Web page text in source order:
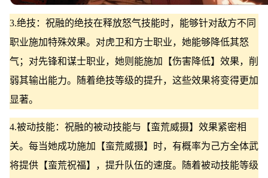
3.绝技：祝融的绝技在释放怒气技能时，能够针对敌方不同
职业施加特殊效果。对虎卫和方士职业，她能够降低其怒
气；对先锋和谋士职业，她则能施加【伤害降低】效果，削
弱其输出能力。随着绝技等级的提升，这些效果将变得更加
显著。
4.被动技能：祝融的被动技能与【蛮荒威摄】效果紧密相
关。每当她成功施加【蛮荒威摄】时，有概率为己方全体武
将提供【蛮荒祝福】，提升队伍的速度。随着被动技能等级